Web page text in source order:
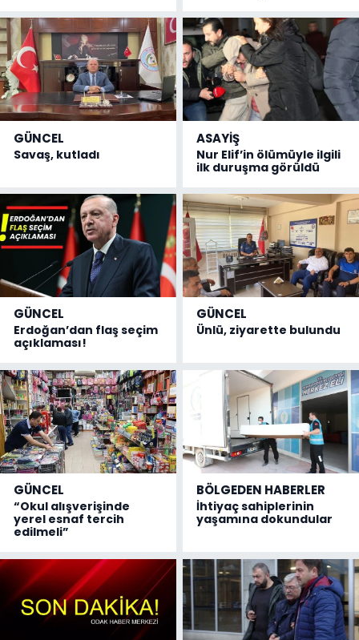
GÜNCEL
Savaş, kutladı
ASAYİŞ
Nur Elif’in ölümüyle ilgili
ilk duruşma görüldü
GÜNCEL
Erdoğan’dan flaş seçim
açıklaması!
GÜNCEL
Ünlü, ziyarette bulundu
GÜNCEL
“Okul alışverişinde
yerel esnaf tercih
edilmeli”
BÖLGEDEN HABERLER
İhtiyaç sahiplerinin
yaşamına dokundular